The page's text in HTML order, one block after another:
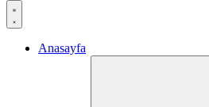
Anasayfa